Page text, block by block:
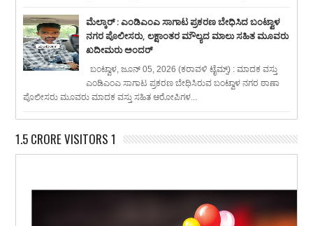
ಮೆಲ್ಕಾರ್ : ಎಂಡಿಎಂಎ ಸಾಗಾಟ ಪ್ರಕರಣ ಬೇಧಿಸಿದ ಬಂಟ್ವಾಳ
ನಗರ ಪೊಲೀಸರು, ಲಕ್ಷಾಂತರ ಮೌಲ್ಯದ ಮಾಲು ಸಹಿತ ಮೂವರು
ಖದೀಮರು ಅಂದರ್
ಬಂಟ್ವಾಳ, ಜೂನ್ 05, 2026 (ಕರಾವಳಿ ಟೈಮ್ಸ್) : ಮಾದಕ ವಸ್ತು
ಎಂಡಿಎಂಎ ಸಾಗಾಟ ಪ್ರಕರಣ ಬೇಧಿಸಿರುವ ಬಂಟ್ವಾಳ ನಗರ ಠಾಣಾ
ಪೊಲೀಸರು ಮೂವರು ಮಾದಕ ವಸ್ತು ಸಹಿತ ಆರೋಪಿಗಳ...
1.5 CRORE VISITORS 1